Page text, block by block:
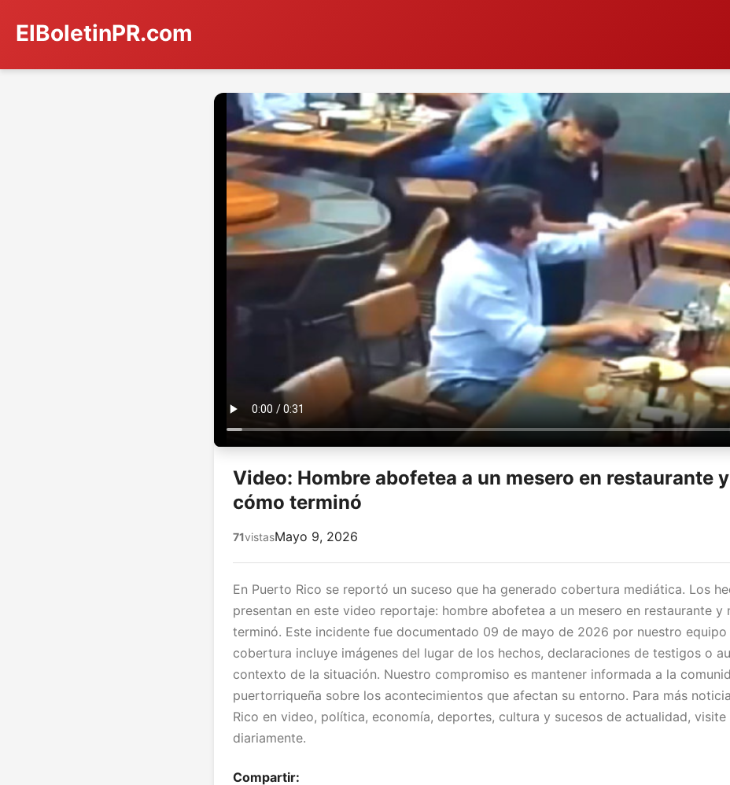
ElBoletinPR.com
Video: Hombre abofetea a un mesero en restaurante
cómo terminó
71vistasMayo 9, 2026
En Puerto Rico se reportó un suceso que ha generado cobertura mediática. Los
presentan en este video reportaje: hombre abofetea a un mesero en restaurante y
terminó. Este incidente fue documentado 09 de mayo de 2026 por nuestro
cobertura incluye imágenes del lugar de los hechos, declaraciones de testigos o
contexto de la situación. Nuestro compromiso es mantener informada a la
puertorriqueña sobre los acontecimientos que afectan su entorno. Para más
Rico en video, política, economía, deportes, cultura y sucesos de actualidad,
diariamente.
Compartir: